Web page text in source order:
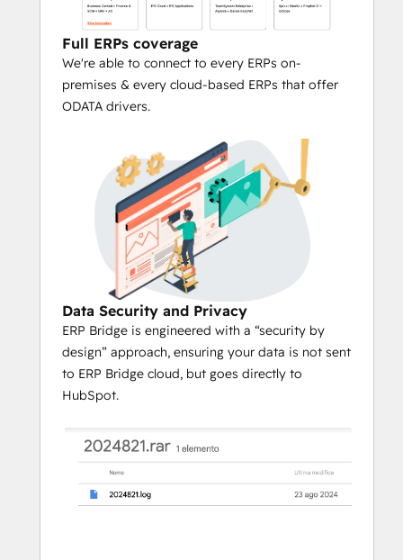
enjoy all of the perks about an ERP
integration without worry about
security since ERP Bridge doesn’t
have access to your application or
ERP data. The syncing of data and
into separate ways;
pick the HubSpot objects you
would like to map and sync:
Contacts,
Companies,
Tickets,
Deals,
Orders,
Products,
Invoices,
Any custom object you want
(provided that you have HS
Full ERPs coverage
We're able to connect to every ERPs on-
premises & every cloud-based ERPs that offer
ODATA drivers.
Data Security and Privacy
ERP Bridge is engineered with a “security by
design” approach, ensuring your data is not sent
to ERP Bridge cloud, but goes directly to
HubSpot.